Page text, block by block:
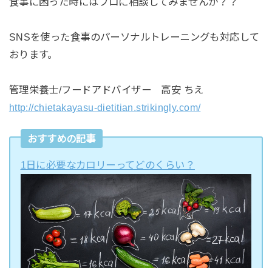
SNSを使った食事のパーソナルトレーニングも対応して
おります。
管理栄養士/フードアドバイザー 高安 ちえ
http://chietakayasu-dietitian.strikingly.com/
おすすめの記事
1日に必要なカロリーってどのくらい？